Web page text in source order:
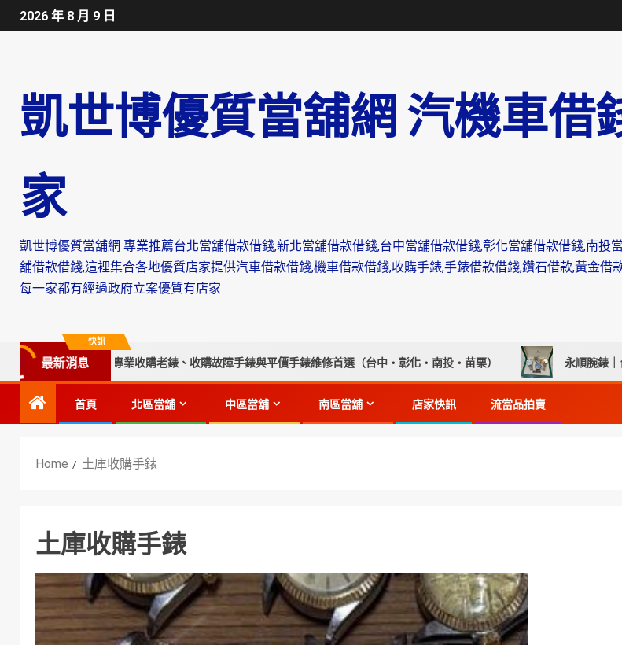
2026 年 8 月 9 日
凱世博優質當舖網 汽機車借
家
凱世博優質當舖網 專業推薦台北當舖借款借錢,新北當舖借款借錢,台中當舖借款借錢,彰化當舖借款借錢,南
舖借款借錢,這裡集合各地優質店家提供汽車借款借錢,機車借款借錢,收購手錶,手錶借款借錢,鑽石借款,黃金
每一家都有經過政府立案優質有店家
快訊
最新消息
薦｜永順腕錶專業收購老錶、收購故障手錶與平價手錶維修首選（台中・彰化・南投・苗栗） 永順腕錶｜台中
首頁 北區當舖 中區當舖 南區當舖 店家快訊 流當品拍賣
Home 土庫收購手錶
土庫收購手錶